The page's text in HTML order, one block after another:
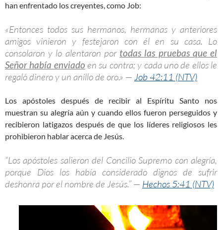
han enfrentado los creyentes, como Job:
«Entonces todos sus hermanos, hermanas y anteriores
amigos vinieron y festejaron con él en su casa. Lo
consolaron y lo alentaron por todas las pruebas que el
Señor había enviado en su contra; y cada uno de ellos le
regaló dinero y un anillo de oro.» — Job 42:11 (NTV)
Los apóstoles después de recibir al Espíritu Santo nos
muestran su alegría aún y cuando ellos fueron perseguidos y
recibieron latigazos después de que los líderes religiosos les
prohibieron hablar acerca de Jesús.
“Los apóstoles salieron del Concilio Supremo con alegría,
porque Dios los había considerado dignos de sufrir
deshonra por el nombre de Jesús.” — Hechos 5:41 (NTV)